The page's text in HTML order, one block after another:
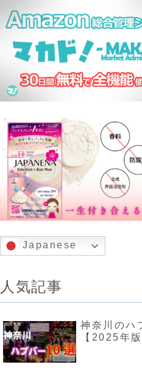
Japanese
人気記事
神奈川のハ
【2025年版